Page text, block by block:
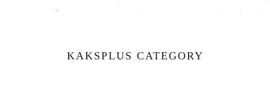
KAKSPLUS CATEGORY